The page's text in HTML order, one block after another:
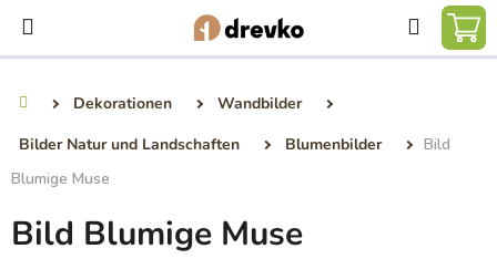
Inhalt
springen
Suchen
Dekorationen
Wandbilder
Bilder Natur und Landschaften
Blumenbilder
Bild
Blumige Muse
Bild Blumige Muse